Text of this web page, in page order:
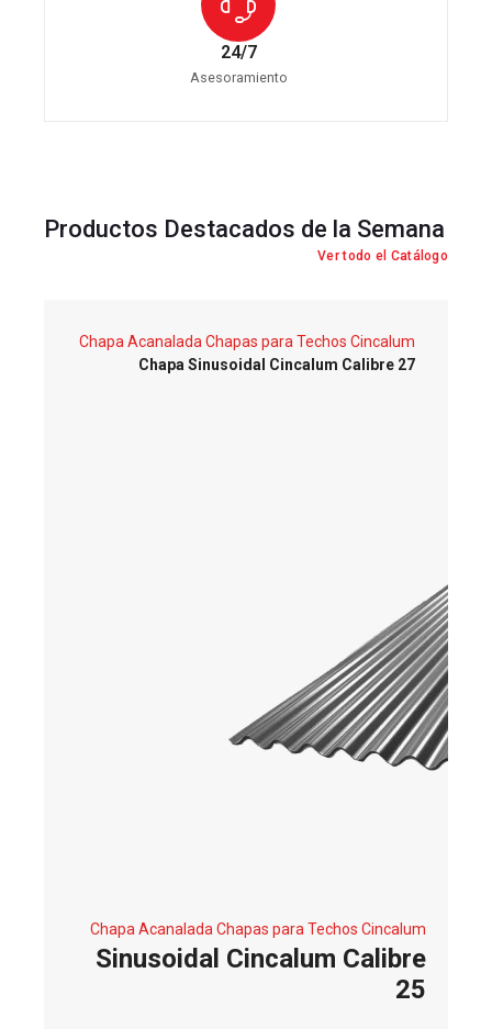
24/7
Asesoramiento
Productos Destacados de la Semana
Ver todo el Catálogo
Chapa Acanalada Chapas para Techos Cincalum
Chapa Sinusoidal Cincalum Calibre 27
Chapa Acanalada Chapas para Techos Cincalum
Sinusoidal Cincalum Calibre
25